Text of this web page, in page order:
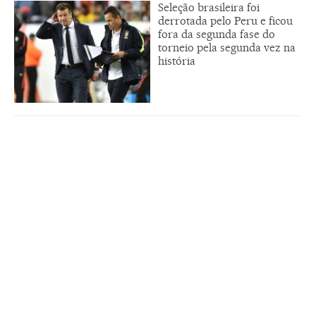
Seleção brasileira foi
derrotada pelo Peru e ficou
fora da segunda fase do
torneio pela segunda vez na
história